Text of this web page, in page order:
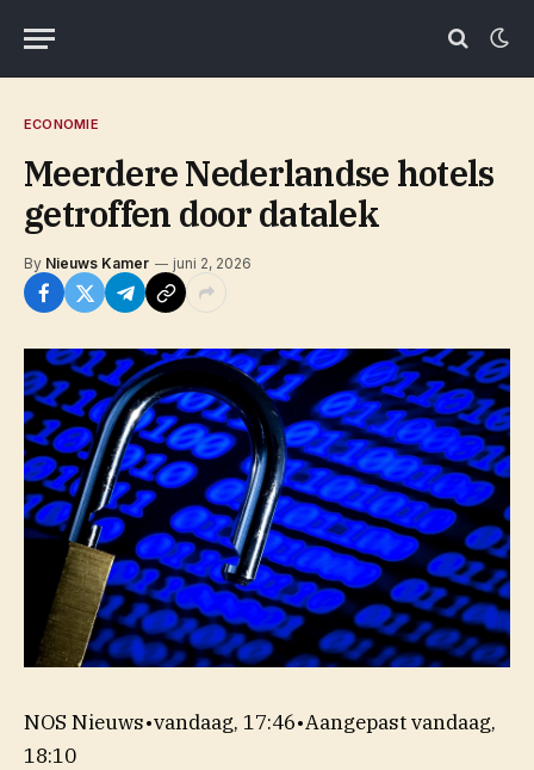
ECONOMIE
Meerdere Nederlandse hotels
getroffen door datalek
By Nieuws Kamer juni 2, 2026
NOS Nieuws•vandaag, 17:46•Aangepastvandaag,
18:10